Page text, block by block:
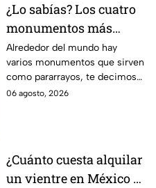
¿Lo sabías? Los cuatro
monumentos más
famosos del mundo que
también funcionan
como pararrayos
Alrededor del mundo hay
varios monumentos que sirven
como pararrayos, te decimos
los cuatro más icónicos y
06 agosto, 2026
¿Cuánto cuesta alquilar
un vientre en México y